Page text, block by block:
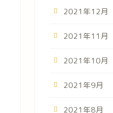
2021年12月
2021年11月
2021年10月
2021年9月
2021年8月